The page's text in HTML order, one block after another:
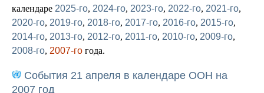
календаре 2025-го, 2024-го, 2023-го, 2022-го, 2021-го,
2020-го, 2019-го, 2018-го, 2017-го, 2016-го, 2015-го,
2014-го, 2013-го, 2012-го, 2011-го, 2010-го, 2009-го,
2008-го, 2007-го года.
События 21 апреля в календаре ООН на
2007 год